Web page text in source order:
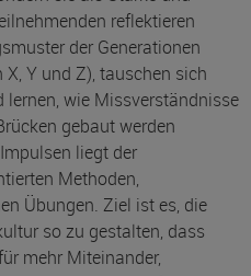
reflektieren
der Generationen
X, Y und Z), tauschen sich
lernen, wie Missverständnisse
gebaut werden
liegt der
Methoden,
Übungen. Ziel ist es, die
so zu gestalten, dass
mehr Miteinander,